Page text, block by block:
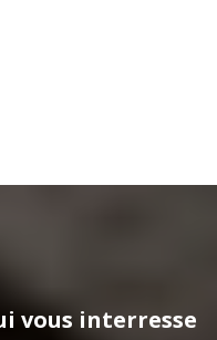
vous interresse